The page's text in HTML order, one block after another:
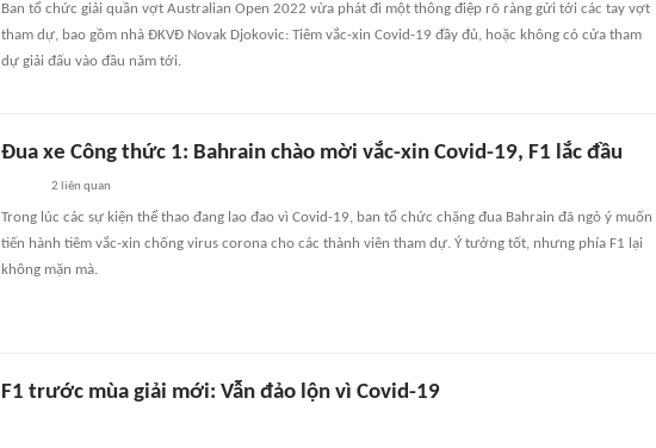
Ban tổ chức giải quần vợt Australian Open 2022 vừa phát đi một thông điệp rõ ràng gửi tới các tay vợt
tham dự, bao gồm nhà ĐKVĐ Novak Djokovic: Tiêm vắc-xin Covid-19 đầy đủ, hoặc không có cửa tham
dự giải đấu vào đầu năm tới.
Đua xe Công thức 1: Bahrain chào mời vắc-xin Covid-19, F1 lắc đầu
2 liên quan
Trong lúc các sự kiện thể thao đang lao đao vì Covid-19, ban tổ chức chặng đua Bahrain đã ngỏ ý muốn
tiến hành tiêm vắc-xin chống virus corona cho các thành viên tham dự. Ý tưởng tốt, nhưng phía F1 lại
không mặn mà.
F1 trước mùa giải mới: Vẫn đảo lộn vì Covid-19